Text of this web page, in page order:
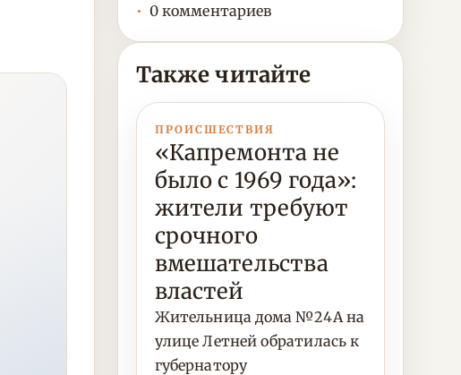
0 комментариев
Также читайте
ПРОИСШЕСТВИЯ
«Капремонта не
было с 1969 года»:
жители требуют
срочного
вмешательства
властей
Жительница дома №24А на
улице Летней обратилась к
губернатору